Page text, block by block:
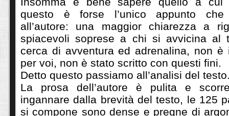
questo è forse l’unico appunto che
all’autore: una maggior chiarezza a
spiacevoli soprese a chi si avvicina al
cerca di avventura ed adrenalina, non è
per voi, non è stato scritto con questi fini.
Detto questo passiamo all’analisi del
La prosa dell’autore è pulita e
ingannare dalla brevità del testo, le 125
si compone sono dense e pregne di